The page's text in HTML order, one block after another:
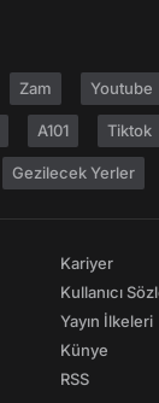
Zam Youtube
A101 Tiktok
Gezilecek Yerler
Kariyer
Kullanıcı
Yayın İlkeleri
Künye
RSS